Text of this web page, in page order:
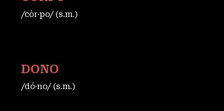
/còr·po/ (s.m.)
DONO
/dó·no/ (s.m.)